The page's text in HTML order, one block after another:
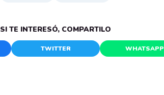
SI TE INTERESÓ, COMPARTILO
TWITTER WHATSAPP